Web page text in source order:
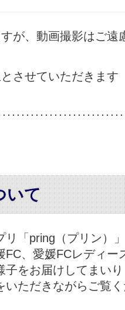
が、動画撮影はご遠
させていただきます
いて
リ「pring（プリン）
FC、愛媛FCレディー
子をお届けしてまい
いただきながらご覧